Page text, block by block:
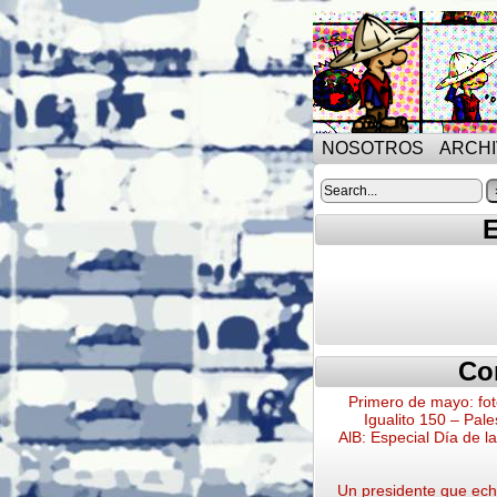
NOSOTROS
Primero de mayo:
Igualito 150 –
AlB: Especial Día de
Un presidente que